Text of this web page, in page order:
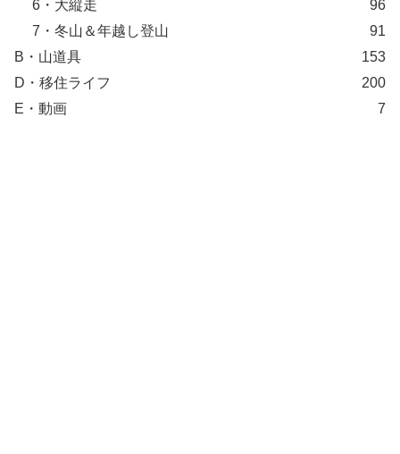
6・大縦走
96
7・冬山＆年越し登山
91
B・山道具
153
D・移住ライフ
200
E・動画
7